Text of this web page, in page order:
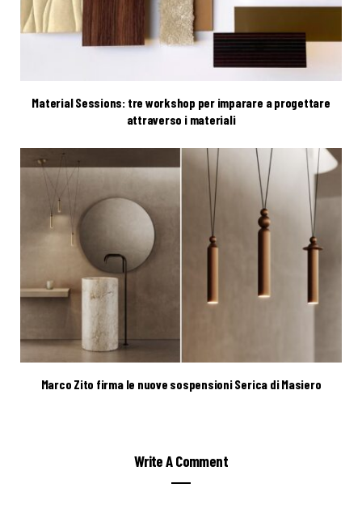
Material Sessions: tre workshop per imparare a progettare
attraverso i materiali
Marco Zito firma le nuove sospensioni Serica di Masiero
Write A Comment